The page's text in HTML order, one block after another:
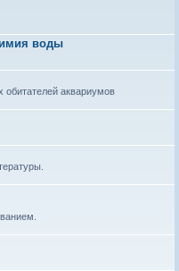
воды
аквариумов